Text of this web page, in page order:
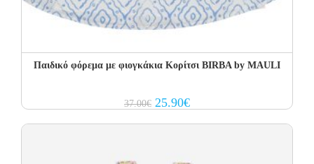
Παιδικό φόρεμα με φιογκάκια Κορίτσι BIRBA by MAULI
37.00€ Original
price
25.90€Current
price